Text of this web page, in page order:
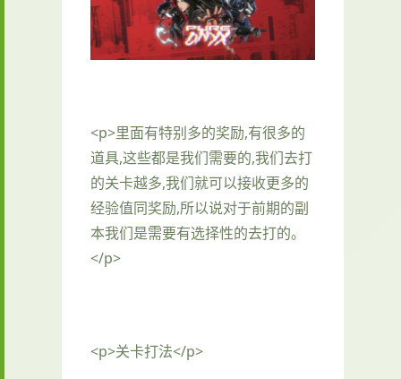
<p>里面有特别多的奖励,有很多的
道具,这些都是我们需要的,我们去打
的关卡越多,我们就可以接收更多的
经验值同奖励,所以说对于前期的副
本我们是需要有选择性的去打的。
</p>
<p>关卡打法</p>